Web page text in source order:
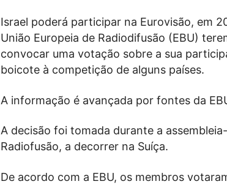
Israel poderá participar na Eurovisão, em
União Europeia de Radiodifusão (EBU)
convocar uma votação sobre a sua
boicote à competição de alguns países.
A informação é avançada por fontes da
A decisão foi tomada durante a
Radiofusão, a decorrer na Suíça.
De acordo com a EBU, os membros